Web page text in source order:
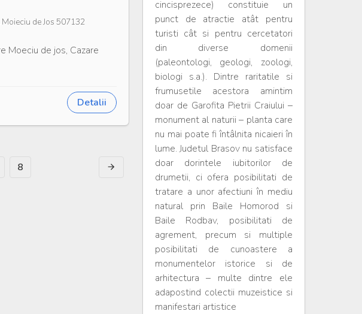
de Jos 507132
Moeciu de jos, Cazare
Detalii
8
cincisprezece) constituie un
punct de atractie atât pentru
turisti cât si pentru cercetatori
din diverse domenii
(paleontologi, geologi, zoologi,
biologi s.a.). Dintre raritatile si
frumusetile acestora amintim
doar de Garofita Pietrii Craiului –
monument al naturii – planta care
nu mai poate fi întâlnita nicaieri în
lume. Judetul Brasov nu satisface
doar dorintele iubitorilor de
drumetii, ci ofera posibilitati de
tratare a unor afectiuni în mediu
natural prin Baile Homorod si
Baile Rodbav, posibilitati de
agrement, precum si multiple
posibilitati de cunoastere a
monumentelor istorice si de
arhitectura – multe dintre ele
adapostind colectii muzeistice si
manifestari artistice